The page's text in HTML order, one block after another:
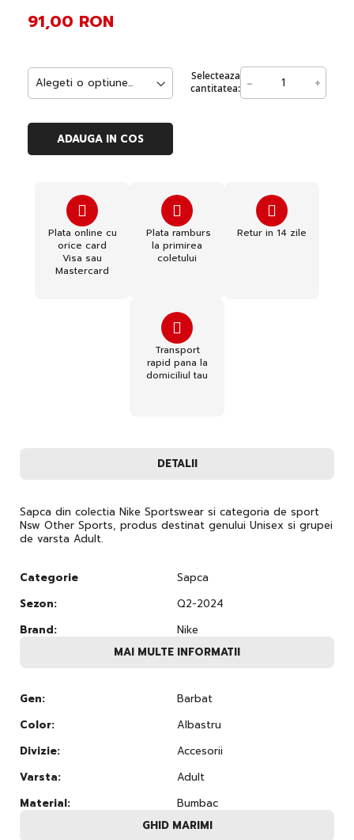
Selecteaza
cantitatea: - +
91,00 RON
ADAUGA IN COS
Plata online cu
orice card
Visa sau
Mastercard
Plata ramburs
la primirea
coletului
Retur in 14 zile
Transport
rapid pana la
domiciliul tau
DETALII
Sapca din colectia Nike Sportswear si categoria de sport
Nsw Other Sports, produs destinat genului Unisex si grupei
de varsta Adult.
Categorie
Sapca
Sezon:
Q2-2024
Brand:
Nike
MAI MULTE INFORMATII
Gen:
Barbat
Color:
Albastru
Divizie:
Accesorii
Varsta:
Adult
Material:
Bumbac
GHID MARIMI